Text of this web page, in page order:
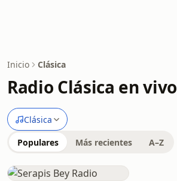
Inicio Clásica
Radio Clásica en vivo
Clásica
Populares Más recientes A–Z